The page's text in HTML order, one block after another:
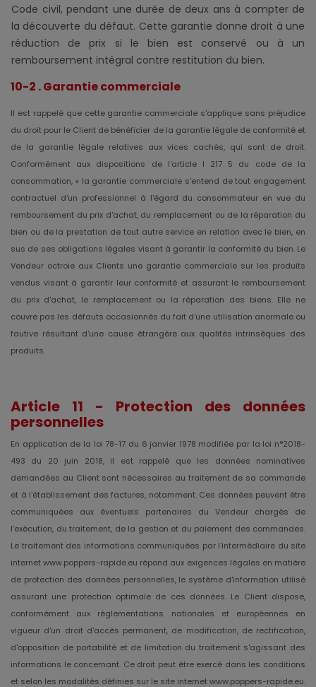
Code civil, pendant une durée de deux ans à compter de
la découverte du défaut. Cette garantie donne droit à une
réduction de prix si le bien est conservé ou à un
remboursement intégral contre restitution du bien.
10-2 . Garantie commerciale
Il est rappelé que cette garantie commerciale s'applique sans préjudice
du droit pour le Client de bénéficier de la garantie légale de conformité et
de la garantie légale relatives aux vices cachés, qui sont de droit.
Conformément aux dispositions de l'article l 217 5 du code de la
consommation, « la garantie commerciale s'entend de tout engagement
contractuel d'un professionnel à l'égard du consommateur en vue du
remboursement du prix d'achat, du remplacement ou de la réparation du
bien ou de la prestation de tout autre service en relation avec le bien, en
sus de ses obligations légales visant à garantir la conformité du bien. Le
Vendeur octroie aux Clients une garantie commerciale sur les produits
vendus visant à garantir leur conformité et assurant le remboursement
du prix d'achat, le remplacement ou la réparation des biens. Elle ne
couvre pas les défauts occasionnés du fait d'une utilisation anormale ou
fautive résultant d'une cause étrangère aux qualités intrinsèques des
produits.
Article 11 - Protection des données
personnelles
En application de la loi 78-17 du 6 janvier 1978 modifiée par la loi n°2018-
493 du 20 juin 2018, il est rappelé que les données nominatives
demandées au Client sont nécessaires au traitement de sa commande
et à l'établissement des factures, notamment. Ces données peuvent être
communiquées aux éventuels partenaires du Vendeur chargés de
l'exécution, du traitement, de la gestion et du paiement des commandes.
Le traitement des informations communiquées par l'intermédiaire du site
internet www.poppers-rapide.eu répond aux exigences légales en matière
de protection des données personnelles, le système d'information utilisé
assurant une protection optimale de ces données. Le Client dispose,
conformément aux réglementations nationales et européennes en
vigueur d'un droit d'accès permanent, de modification, de rectification,
d'opposition de portabilité et de limitation du traitement s'agissant des
informations le concernant. Ce droit peut être exercé dans les conditions
et selon les modalités définies sur le site internet www.poppers-rapide.eu.